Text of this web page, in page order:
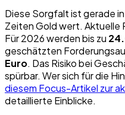
Diese Sorgfalt ist gerade
Zeiten Gold wert. Aktuelle
Für 2026 werden bis zu
geschätzten
Euro. Das Risiko bei
spürbar. Wer sich für die
diesem Focus-Artikel zur
detaillierte Einblicke.